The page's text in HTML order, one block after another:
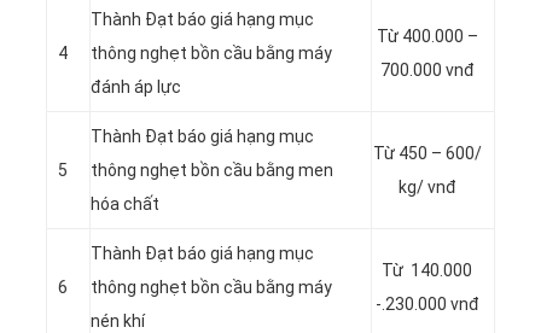
4
Thành Đạt báo giá hạng mục
thông nghẹt bồn cầu bằng máy
đánh áp lực
Từ 400.000 –
700.000 vnđ
5
Thành Đạt báo giá hạng mục
thông nghẹt bồn cầu bằng men
hóa chất
Từ 450 – 600/
kg/ vnđ
6
Thành Đạt báo giá hạng mục
thông nghẹt bồn cầu bằng máy
nén khí
Từ 140.000
-.230.000 vnđ